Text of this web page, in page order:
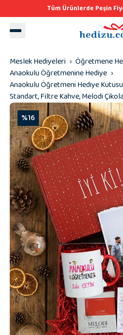
Tüm Ürünlerde Peşin
Meslek Hediyeleri
Öğretmene
Anaokulu Öğretmenine Hediye
Anaokulu Öğretmeni Hediye
Standart, Filtre Kahve, Melodi
%16